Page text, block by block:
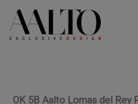
contenido
OK 5B Aalto Lomas del Rey